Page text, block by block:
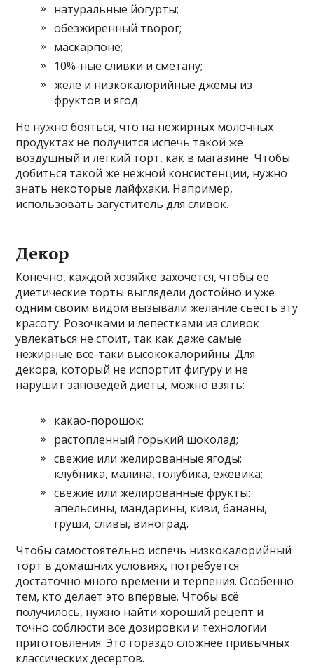
натуральные йогурты;
обезжиренный творог;
маскарпоне;
10%-ные сливки и сметану;
желе и низкокалорийные джемы из
фруктов и ягод.
Не нужно бояться, что на нежирных молочных
продуктах не получится испечь такой же
воздушный и лёгкий торт, как в магазине. Чтобы
добиться такой же нежной консистенции, нужно
знать некоторые лайфхаки. Например,
использовать загуститель для сливок.
Декор
Конечно, каждой хозяйке захочется, чтобы её
диетические торты выглядели достойно и уже
одним своим видом вызывали желание съесть эту
красоту. Розочками и лепестками из сливок
увлекаться не стоит, так как даже самые
нежирные всё-таки высококалорийны. Для
декора, который не испортит фигуру и не
нарушит заповедей диеты, можно взять:
какао-порошок;
растопленный горький шоколад;
свежие или желированные ягоды:
клубника, малина, голубика, ежевика;
свежие или желированные фрукты:
апельсины, мандарины, киви, бананы,
груши, сливы, виноград.
Чтобы самостоятельно испечь низкокалорийный
торт в домашних условиях, потребуется
достаточно много времени и терпения. Особенно
тем, кто делает это впервые. Чтобы всё
получилось, нужно найти хороший рецепт и
точно соблюсти все дозировки и технологии
приготовления. Это гораздо сложнее привычных
классических десертов.